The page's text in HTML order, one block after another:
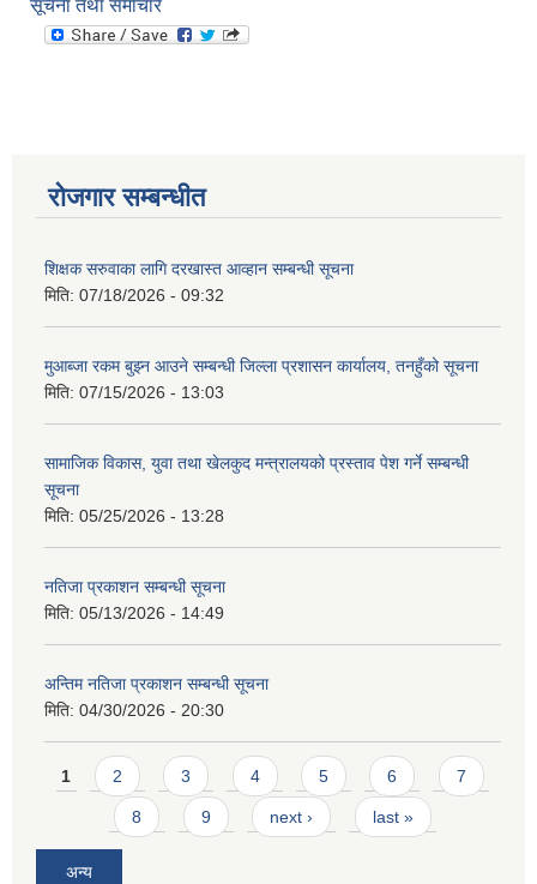
सूचना तथा समाचार
रोजगार सम्बन्धीत
शिक्षक सरुवाका लागि दरखास्त आव्हान सम्बन्धी सूचना
मिति: 07/18/2026 - 09:32
मुआब्जा रकम बुझ्न आउने सम्बन्धी जिल्ला प्रशासन कार्यालय, तनहुँको सूचना
मिति: 07/15/2026 - 13:03
सामाजिक विकास, युवा तथा खेलकुद मन्त्रालयको प्रस्ताव पेश गर्ने सम्बन्धी
सूचना
मिति: 05/25/2026 - 13:28
नतिजा प्रकाशन सम्बन्धी सूचना
मिति: 05/13/2026 - 14:49
अन्तिम नतिजा प्रकाशन सम्बन्धी सूचना
मिति: 04/30/2026 - 20:30
Pages
1 2 3 4 5 6 7
8 9 next › last »
अन्य